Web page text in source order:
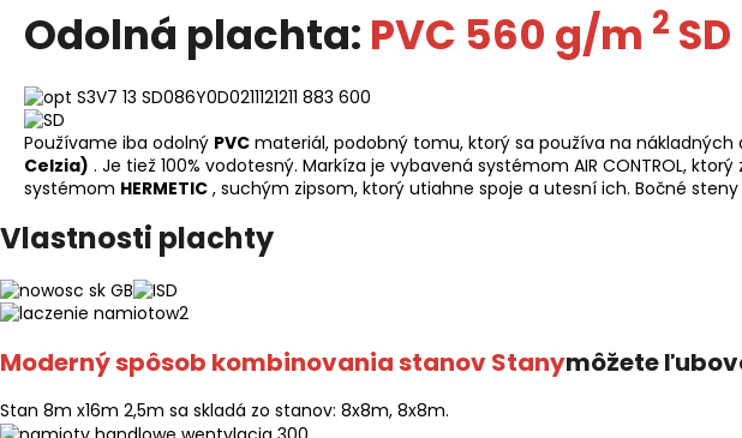
Odolná plachta: PVC 560 g/m 2 SD
Používame iba odolný PVC materiál, podobný tomu, ktorý sa používa na
Celzia) . Je tiež 100% vodotesný. Markíza je vybavená systémom AIR CONTROL,
systémom HERMETIC , suchým zipsom, ktorý utiahne spoje a utesní ich. Bočné
Vlastnosti plachty
Moderný spôsob kombinovania stanov Stanymôžete
Stan 8m x16m 2,5m sa skladá zo stanov: 8x8m, 8x8m.